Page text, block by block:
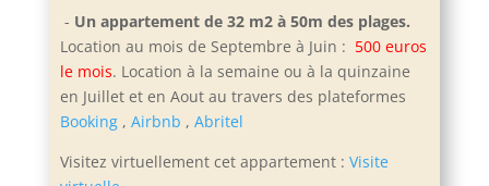
- Un appartement de 32 m2 à 50m des plages.
Location au mois de Septembre à Juin : 500 euros
le mois. Location à la semaine ou à la quinzaine
en Juillet et en Aout au travers des plateformes
Booking, Airbnb , Abritel
Visitez virtuellement cet appartement : Visite